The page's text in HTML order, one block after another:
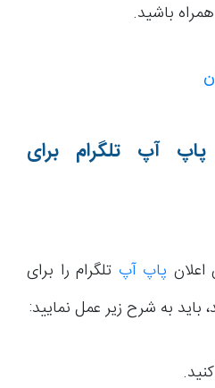
باشید.
آپ تلگرام برای
پاپ آپ تلگرام را برای
به شرح زیر عمل نمایید: